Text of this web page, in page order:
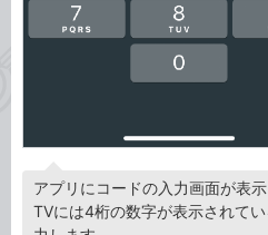
アプリにコードの入力画面が表
TVには4桁の数字が表示されて